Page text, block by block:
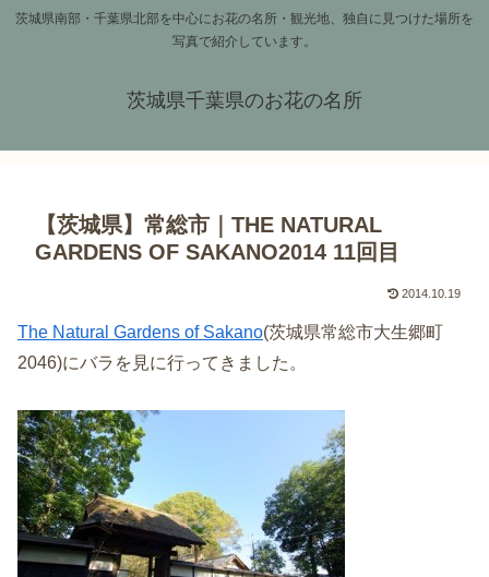
茨城県南部・千葉県北部を中心にお花の名所・観光地、独自に見つけた場所を
写真で紹介しています。
茨城県千葉県のお花の名所
【茨城県】常総市｜THE NATURAL
GARDENS OF SAKANO2014 11回目
2014.10.19
The Natural Gardens of Sakano(茨城県常総市大生郷町
2046)にバラを見に行ってきました。